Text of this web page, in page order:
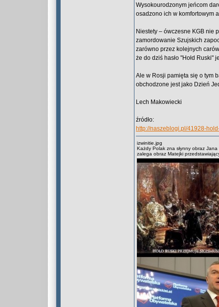
Wysokourodzonym jeńcom
osadzono ich w komfortowym
Niestety – ówczesne KGB nie
zamordowanie Szujskich
zarówno przez kolejnych
że do dziś hasło "Hołd Ruski"
Ale w Rosji pamięta się o tym
obchodzone jest jako Dzień
Lech Makowiecki
źródło:
http://naszeblogi.pl/41928-
izwinitie.jpg
Każdy Polak zna słynny obraz
zalega obraz Matejki